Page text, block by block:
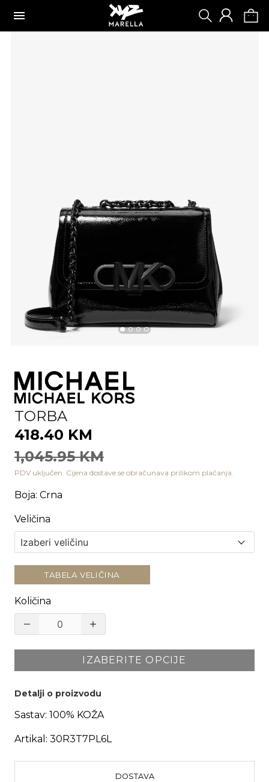
TORBA
418.40 KM
1,045.95 KM
PDV uključen. Cijena dostave se obračunava prilikom plaćanja.
Boja: Crna
Veličina
TABELA VELIČINA
Količina
IZABERITE OPCIJE
Detalji o proizvodu
Sastav: 100% KOŽA
Artikal: 30R3T7PL6L
DOSTAVA